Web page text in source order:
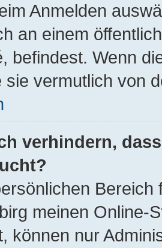
Anmelden
an einem
befindest. Wenn
sie vermutlich von
verhindern,
meinen Online-
können nur